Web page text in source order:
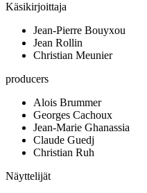
Käsikirjoittaja
Jean-Pierre Bouyxou
Jean Rollin
Christian Meunier
producers
Alois Brummer
Georges Cachoux
Jean-Marie Ghanassia
Claude Guedj
Christian Ruh
Näyttelijät